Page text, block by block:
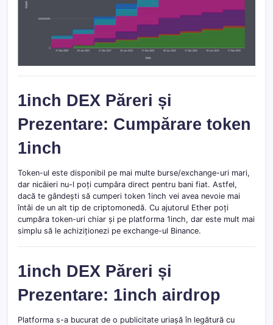
1inch DEX Păreri și
Prezentare: Cumpărare token
1inch
Token-ul este disponibil pe mai multe burse/exchange-uri mari,
dar nicăieri nu-l poți cumpăra direct pentru bani fiat. Astfel,
dacă te gândești să cumperi token 1inch vei avea nevoie mai
întâi de un alt tip de criptomonedă. Cu ajutorul Ether poți
cumpăra token-uri chiar și pe platforma 1inch, dar este mult mai
simplu să le achiziționezi pe exchange-ul Binance.
1inch DEX Păreri și
Prezentare: 1inch airdrop
Platforma s-a bucurat de o publicitate uriașă în legătură cu